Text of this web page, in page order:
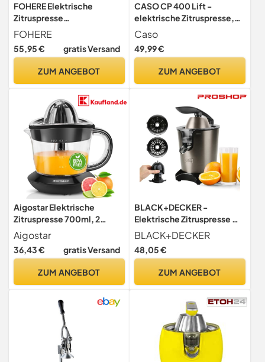
FOHERE Elektrische
Zitruspresse
Orangenpresse mit Leisem
Motor
FOHERE
55,95 € gratis Versand
ZUM ANGEBOT
CASO CP 400 Lift -
elektrische Zitruspresse,
hohe Saftausbeute, BPA-
Frei, Universal-Presskegel
für alle Zitrusfrüchte,
Orangenpresse,
spülmaschinengeeignet
Caso
49,99 €
ZUM ANGEBOT
Aigostar Elektrische
Zitruspresse 700ml, 2
Kegel & BPA-Frei, 40W
Aigostar
36,43 € gratis Versand
ZUM ANGEBOT
BLACK+DECKER -
Elektrische Zitruspresse mit
Hebel 350W | AC-Pro-
Motor | 2 Presskegel | 0,65L
Behälter | Direktfluss | Anti-
Spülmaschinengeeignet |
BLACK+DECKER
48,05 €
ZUM ANGEBOT